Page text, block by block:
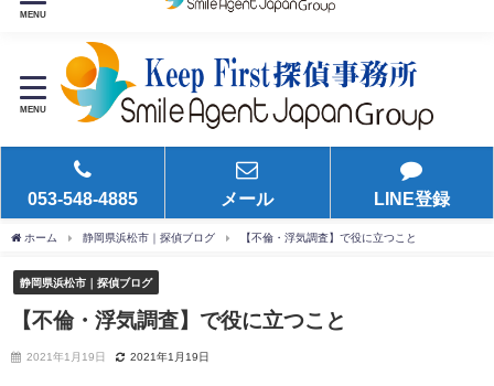
24時間365日お気軽にご相談ください。
MENU
MENU
053-548-4885 メール LINE登録
ホーム 静岡県浜松市｜探偵ブログ 【不倫・浮気調査】で役に立つこと
静岡県浜松市｜探偵ブログ
【不倫・浮気調査】で役に立つこと
2021年1月19日 2021年1月19日